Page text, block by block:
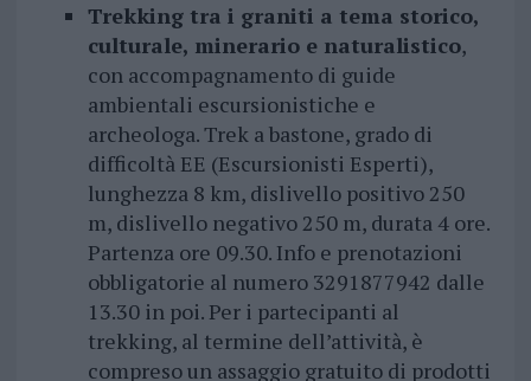
Trekking tra i graniti a tema storico,
culturale, minerario e naturalistico,
con accompagnamento di guide
ambientali escursionistiche e
archeologa. Trek a bastone, grado di
difficoltà EE (Escursionisti Esperti),
lunghezza 8 km, dislivello positivo 250
m, dislivello negativo 250 m, durata 4 ore.
Partenza ore 09.30. Info e prenotazioni
obbligatorie al numero 3291877942 dalle
13.30 in poi. Per i partecipanti al
trekking, al termine dell’attività, è
compreso un assaggio gratuito di prodotti